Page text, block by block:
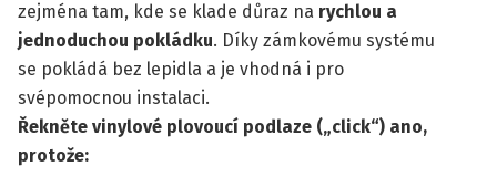
zejména tam, kde se klade důraz na rychlou a
jednoduchou pokládku. Díky zámkovému systému
se pokládá bez lepidla a je vhodná i pro
svépomocnou instalaci.
Řekněte vinylové plovoucí podlaze („click“) ano,
protože: